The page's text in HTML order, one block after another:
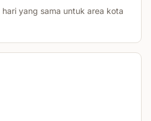
yang sama untuk area kota